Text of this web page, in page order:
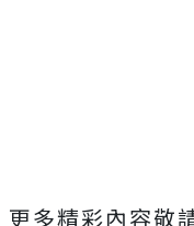
更多精彩內容敬